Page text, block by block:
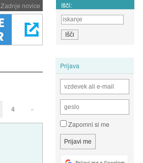
Zadnje novice Išči:
Prijava
Zapomni si me
4 »